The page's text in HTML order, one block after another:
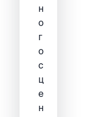
н
о
г
о
с
ц
е
н